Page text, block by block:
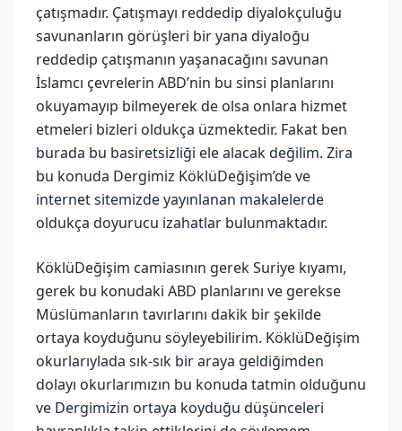
çatışmadır. Çatışmayı reddedip diyalokçuluğu
savunanların görüşleri bir yana diyaloğu
reddedip çatışmanın yaşanacağını savunan
İslamcı çevrelerin ABD’nin bu sinsi planlarını
okuyamayıp bilmeyerek de olsa onlara hizmet
etmeleri bizleri oldukça üzmektedir. Fakat ben
burada bu basiretsizliği ele alacak değilim. Zira
bu konuda Dergimiz KöklüDeğişim’de ve
internet sitemizde yayınlanan makalelerde
oldukça doyurucu izahatlar bulunmaktadır.
KöklüDeğişim camiasının gerek Suriye kıyamı,
gerek bu konudaki ABD planlarını ve gerekse
Müslümanların tavırlarını dakik bir şekilde
ortaya koyduğunu söyleyebilirim. KöklüDeğişim
okurlarıylada sık-sık bir araya geldiğimden
dolayı okurlarımızın bu konuda tatmin olduğunu
ve Dergimizin ortaya koyduğu düşünceleri